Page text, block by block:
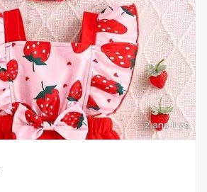
2 ans Il ya